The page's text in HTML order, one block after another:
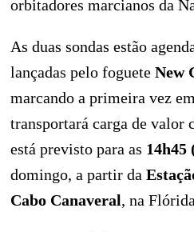
orbitadores marcianos da
As duas sondas estão
lançadas pelo foguete New
marcando a primeira vez
transportará carga de
está previsto para as
domingo, a partir da
Cabo Canaveral, na